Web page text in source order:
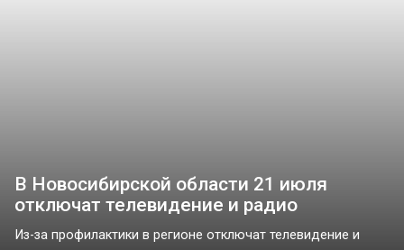
В Новосибирской области 21 июля
отключат телевидение и радио
Из-за профилактики в регионе отключат телевидение и